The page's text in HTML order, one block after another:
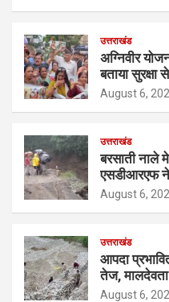
उत्तराखंड
अग्निवीर
बताया सुरक्षा
August 6,
उत्तराखंड
बरसाती नाले
एसडीआरएफ ने
August 6,
उत्तराखंड
आपदा
तेज,
August 6,